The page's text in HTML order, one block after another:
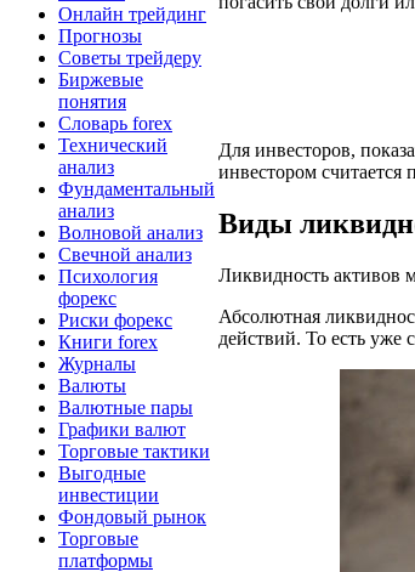
Онлайн трейдинг
Прогнозы
Советы трейдеру
Биржевые
понятия
Словарь forex
Технический
анализ
Фундаментальный
анализ
Волновой анализ
Свечной анализ
Психология
форекс
Риски форекс
Книги forex
Журналы
Валюты
Валютные пары
Графики валют
Торговые тактики
Выгодные
инвестиции
Фондовый рынок
Торговые
платформы
Для инвесторов,
инвестором
Виды
Ликвидность активов
Абсолютная
действий. То есть уже